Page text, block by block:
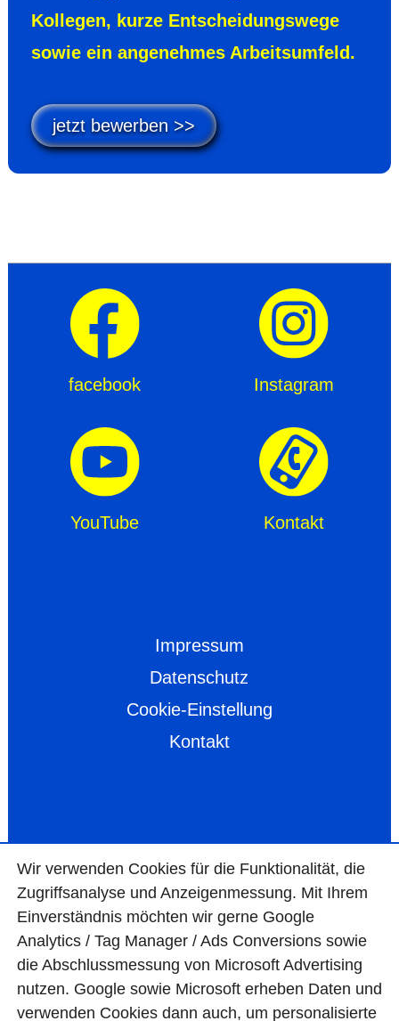
Kollegen, kurze Entschei­dungs­wege
sowie ein ange­nehmes Arbeits­umfeld.
jetzt bewerben >>
facebook Instagram
YouTube Kontakt
Impressum
Datenschutz
Cookie-Einstellung
Kontakt
Wir ver­wen­den Cookies für die Funktio­na­lität, die
Zugriffs­ana­lyse und Anzei­gen­mes­sung. Mit Ihrem
Ein­ver­ständ­nis möchten wir gerne Google
Analytics / Tag Manager / Ads Con­ver­sions sowie
die Abschluss­mes­sung von Micro­soft Adver­tising
nutzen. Google sowie Micro­soft erheben Daten und
ver­wen­den Cookies dann auch, um perso­nali­sierte